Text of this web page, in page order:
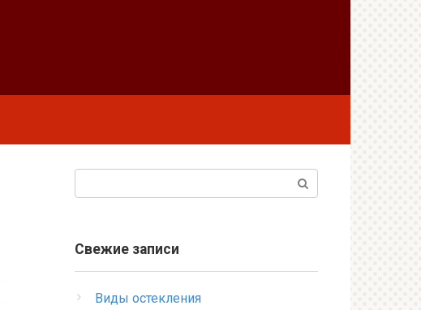
Свежие записи
Виды остекления